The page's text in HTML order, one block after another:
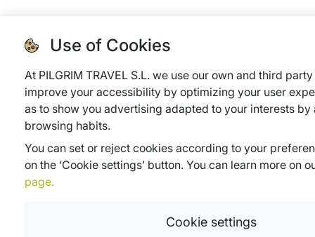
Use of Cookies
At PILGRIM TRAVEL S.L. we use our own and third
improve your accessibility by optimizing your user
as to show you advertising adapted to your interests
browsing habits.
You can set or reject cookies according to your
on the ‘Cookie settings’ button. You can learn more on
page.
Cookie settings